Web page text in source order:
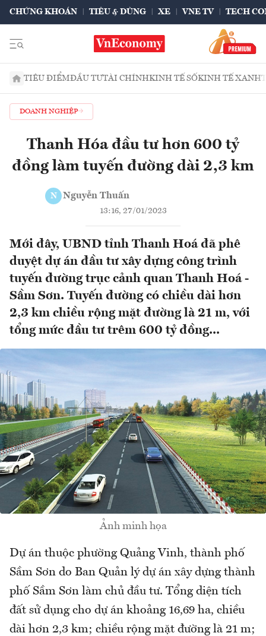
CHỨNG KHOÁN TIÊU & DÙNG XE VNE TV TECH
TIÊU ĐIỂMĐẦU TƯTÀI CHÍNHKINH TẾ SỐKINH TẾ XANH
DOANH NGHIỆP
Thanh Hóa đầu tư hơn 600 tỷ
đồng làm tuyến đường dài 2,3 km
N Nguyễn Thuấn
13:16, 27/01/2023
Mới đây, UBND tỉnh Thanh Hoá đã phê
duyệt dự án đầu tư xây dựng công trình
tuyến đường trục cảnh quan Thanh Hoá -
Sầm Sơn. Tuyến đường có chiều dài hơn
2,3 km chiều rộng mặt đường là 21 m, với
tổng mức đầu tư trêm 600 tỷ đồng...
Ảnh minh họa
Dự án thuộc phường Quảng Vinh, thành phố
Sầm Sơn do Ban Quản lý dự án xây dựng thành
phố Sầm Sơn làm chủ đầu tư. Tổng diện tích
đất sử dụng cho dự án khoảng 16,69 ha, chiều
dài hơn 2,3 km; chiều rộng mặt đường là 21 m;